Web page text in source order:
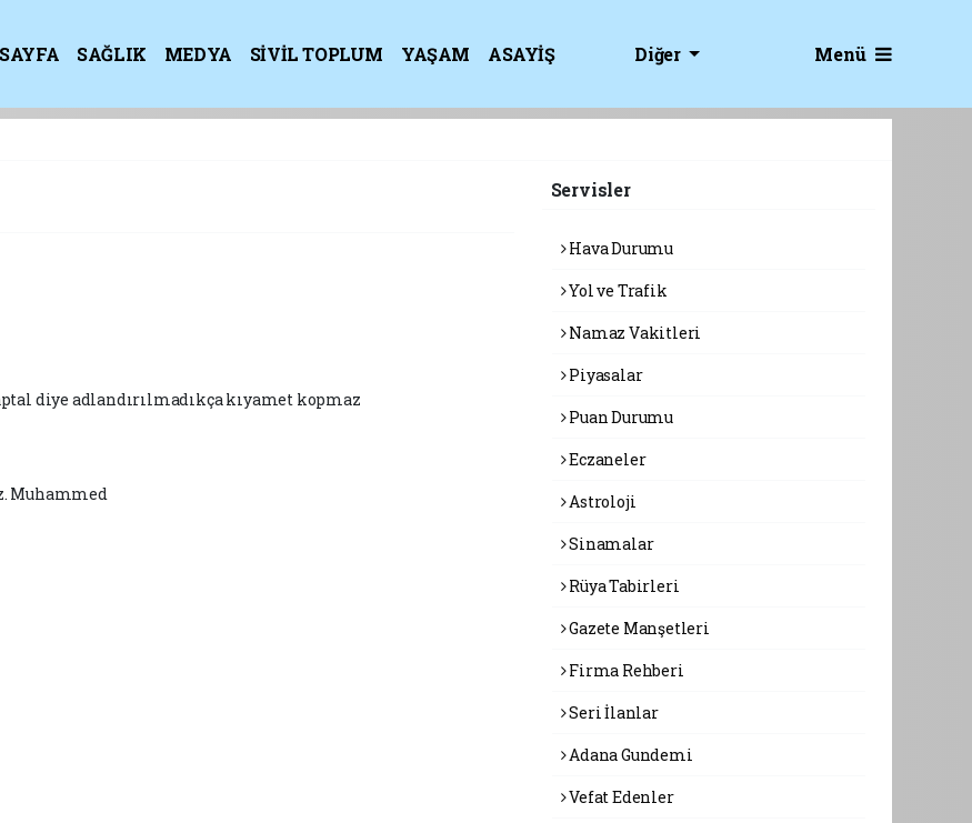
SAĞLIK MEDYA SİVİL TOPLUM YAŞAM
ASAYİŞ
Diğer Menü
diye adlandırılmadıkça kıyamet kopmaz
Muhammed
Servisler
Hava Durumu
Yol ve Trafik
Namaz Vakitleri
Piyasalar
Puan Durumu
Eczaneler
Astroloji
Sinamalar
Rüya Tabirleri
Gazete Manşetleri
Firma Rehberi
Seri İlanlar
Adana Gundemi
Vefat Edenler